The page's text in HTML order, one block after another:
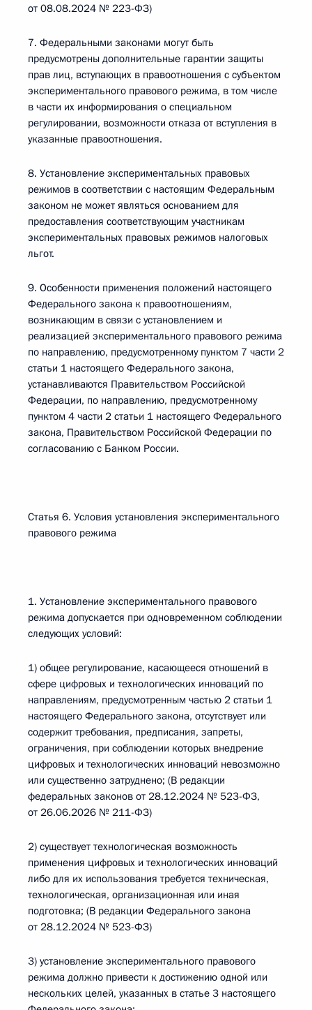
от 08.08.2024 № 223-ФЗ)
7. Федеральными законами могут быть
предусмотрены дополнительные гарантии защиты
прав лиц, вступающих в правоотношения с субъектом
экспериментального правового режима, в том числе
в части их информирования о специальном
регулировании, возможности отказа от вступления в
указанные правоотношения.
8. Установление экспериментальных правовых
режимов в соответствии с настоящим Федеральным
законом не может являться основанием для
предоставления соответствующим участникам
экспериментальных правовых режимов налоговых
льгот.
9. Особенности применения положений настоящего
Федерального закона к правоотношениям,
возникающим в связи с установлением и
реализацией экспериментального правового режима
по направлению, предусмотренному пунктом 7 части 2
статьи 1 настоящего Федерального закона,
устанавливаются Правительством Российской
Федерации, по направлению, предусмотренному
пунктом 4 части 2 статьи 1 настоящего Федерального
закона, Правительством Российской Федерации по
согласованию с Банком России.
Статья 6. Условия установления экспериментального
правового режима
1. Установление экспериментального правового
режима допускается при одновременном соблюдении
следующих условий:
1) общее регулирование, касающееся отношений в
сфере цифровых и технологических инноваций по
направлениям, предусмотренным частью 2 статьи 1
настоящего Федерального закона, отсутствует или
содержит требования, предписания, запреты,
ограничения, при соблюдении которых внедрение
цифровых и технологических инноваций невозможно
или существенно затруднено; (В редакции
федеральных законов от 28.12.2024 № 523-ФЗ,
от 26.06.2026 № 211-ФЗ)
2) существует технологическая возможность
применения цифровых и технологических инноваций
либо для их использования требуется техническая,
технологическая, организационная или иная
подготовка; (В редакции Федерального закона
от 28.12.2024 № 523-ФЗ)
3) установление экспериментального правового
режима должно привести к достижению одной или
нескольких целей, указанных в статье 3 настоящего